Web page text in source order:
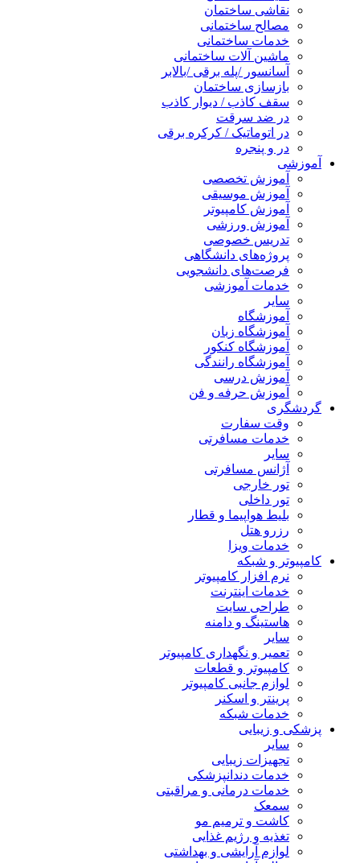
نقاشی ساختمان
مصالح ساختمانی
خدمات ساختمانی
ماشین آلات ساختمانی
آسانسور /پله برقی /بالابر
بازسازی ساختمان
سقف کاذب / دیوار کاذب
در ضد سرقت
در اتوماتیک / کرکره برقی
در و پنجره
آموزشی
آموزش تخصصی
آموزش موسیقی
آموزش کامپیوتر
آموزش ورزشی
تدریس خصوصی
پروژه‌های دانشگاهی
فرصت‌های دانشجویی
خدمات آموزشی
سایر
آموزشگاه
آموزشگاه زبان
آموزشگاه کنکور
آموزشگاه رانندگی
آموزش درسی
آموزش حرفه و فن
گردشگری
وقت سفارت
خدمات مسافرتی
سایر
آژانس مسافرتی
تور خارجی
تور داخلی
بلیط هواپیما و قطار
رزرو هتل
خدمات ویزا
کامپیوتر و شبکه
نرم افزار کامپیوتر
خدمات اینترنت
طراحی سایت
هاستینگ و دامنه
سایر
تعمیر و نگهداری کامپیوتر
کامپیوتر و قطعات
لوازم جانبی کامپیوتر
پرینتر و اسکنر
خدمات شبکه
پزشکی و زیبایی
سایر
تجهیزات زیبایی
خدمات دندانپزشکی
خدمات درمانی و مراقبتی
سمعک
کاشت و ترمیم مو
تغذیه و رژیم غذایی
لوازم آرایشی و بهداشتی